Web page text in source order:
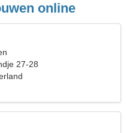
online
27-28